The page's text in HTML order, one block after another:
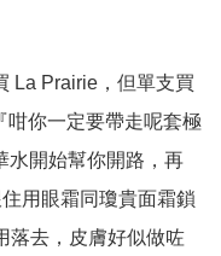
La Prairie，但單支買
咁你一定要帶走呢套極
水開始幫你開路，再
用眼霜同瓊貴面霜鎖
落去，皮膚好似做咗